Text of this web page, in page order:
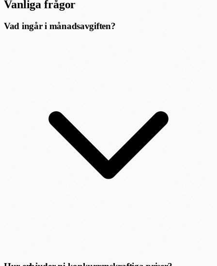
Vanliga frågor
Vad ingår i månadsavgiften?